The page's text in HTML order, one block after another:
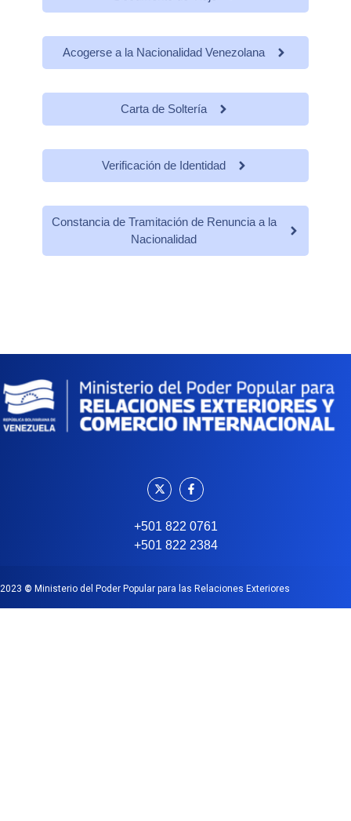
Acogerse a la Nacionalidad Venezolana
Carta de Soltería
Verificación de Identidad
Constancia de Tramitación de Renuncia a la
Nacionalidad
+501 822 0761
+501 822 2384
2023 © Ministerio del Poder Popular para las Relaciones Exteriores